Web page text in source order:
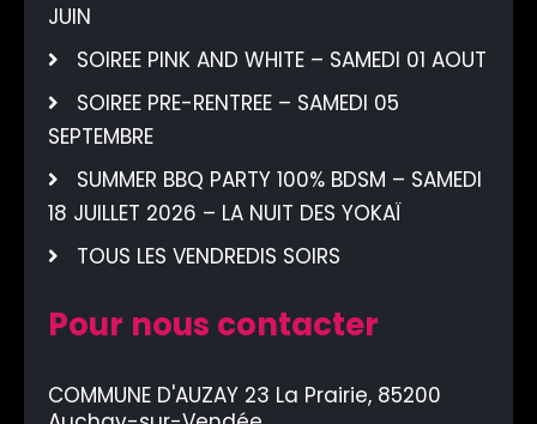
JUIN
SOIREE PINK AND WHITE – SAMEDI 01 AOUT
SOIREE PRE-RENTREE – SAMEDI 05
SEPTEMBRE
SUMMER BBQ PARTY 100% BDSM – SAMEDI
18 JUILLET 2026 – LA NUIT DES YOKAÏ
TOUS LES VENDREDIS SOIRS
Pour nous contacter
COMMUNE D'AUZAY 23 La Prairie, 85200